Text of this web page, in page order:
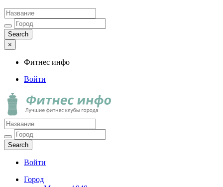
×
Фитнес инфо
Войти
Фитнес инфо
Лучшие фитнес клубы города
Войти
Город